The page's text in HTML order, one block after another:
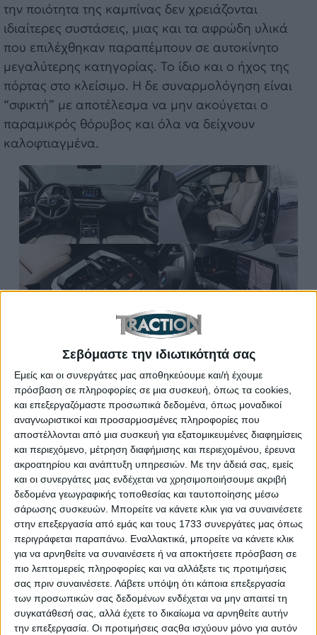
Σεβόμαστε την ιδιωτικότητά σας
Εμείς και οι συνεργάτες μας αποθηκεύουμε και/ή έχουμε
πρόσβαση σε πληροφορίες σε μια συσκευή, όπως τα cookies,
και επεξεργαζόμαστε προσωπικά δεδομένα, όπως μοναδικοί
αναγνωριστικοί και προσαρμοσμένες πληροφορίες που
αποστέλλονται από μια συσκευή για εξατομικευμένες διαφημίσεις
και περιεχόμενο, μέτρηση διαφήμισης και περιεχομένου, έρευνα
ακροατηρίου και ανάπτυξη υπηρεσιών. Με την άδειά σας, εμείς
και οι συνεργάτες μας ενδέχεται να χρησιμοποιήσουμε ακριβή
δεδομένα γεωγραφικής τοποθεσίας και ταυτοποίησης μέσω
σάρωσης συσκευών. Μπορείτε να κάνετε κλικ για να συναινέσετε
στην επεξεργασία από εμάς και τους 1733 συνεργάτες μας όπως
περιγράφεται παραπάνω. Εναλλακτικά, μπορείτε να κάνετε κλικ
για να αρνηθείτε να συναινέσετε ή να αποκτήσετε πρόσβαση σε
πιο λεπτομερείς πληροφορίες και να αλλάξετε τις προτιμήσεις
σας πριν συναινέσετε. Λάβετε υπόψη ότι κάποια επεξεργασία
των προσωπικών σας δεδομένων ενδέχεται να μην απαιτεί τη
συγκατάθεσή σας, αλλά έχετε το δικαίωμα να αρνηθείτε αυτήν
την επεξεργασία. Οι προτιμήσεις σαςθα ισχύουν μόνο για αυτόν
την ποιότητα της καμπίνας δεν χρειάζονται
ιδιαίτερες συστάσεις, μιας και τα αφρώδη υλικά
που επιλέχθηκαν παραπέμπουν σε αυτοκίνητο
μεγαλύτερης κατηγορίας. Το ίδιο και ο ήχος της
πόρτας στο κλείσιμο. Η δε συναρμολόγηση είναι
“σφικτή” με αποτέλεσμα να μην ακούγεται ο
παραμικρός θόρυβος και όλα να δείχνουν
καλοφτιαγμένα.
Πάμε και στην πρακτικότητα, η οποία
εξασφαλίζεται με αρκετές θήκες για
μικροαντικείμενα. Οι χώροι για τους επιβάτες είναι
ικανοποιητικοί, ακόμα και για τα πόδια αυτών που
θα καθίσουν στα δύο άκρα της πίσω σειράς.
Μοναδικό “ψεγάδι” αποτελεί η μεσαία θέση (του
πέμπτου επιβάτη), ο οποίος δεν θα βολευτεί αν
είναι πάνω από 1.75 μ. Ο χώρος για τα πόδια του
είναι περιορισμένος λόγω του μεγάλου “τούνελ”
στο πάτωμα, ενώ ο χώρος για το κεφάλι είναι